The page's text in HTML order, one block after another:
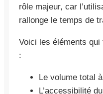
rôle majeur, car
rallonge le temps de
Voici les éléments
:
Le volume total
L’accessibilité